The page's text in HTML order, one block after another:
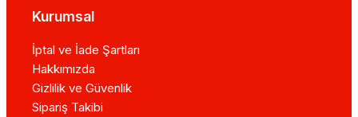
Kurumsal
İptal ve İade Şartları
Hakkımızda
Gizlilik ve Güvenlik
Sipariş Takibi